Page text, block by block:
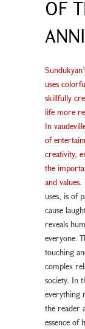
OF
uses
skillfully
life more
In
of
creativity,
the
and values.
uses, is of
cause
reveals
everyone.
touching
complex
society. In
everything
the reader
essence of